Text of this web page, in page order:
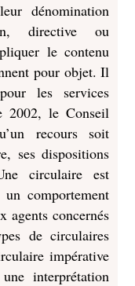
dénomination
directive ou
le contenu
pour objet. Il
les services
2002, le Conseil
recours soit
ses dispositions
circulaire est
comportement
agents concernés
de circulaires
impérative
interprétation